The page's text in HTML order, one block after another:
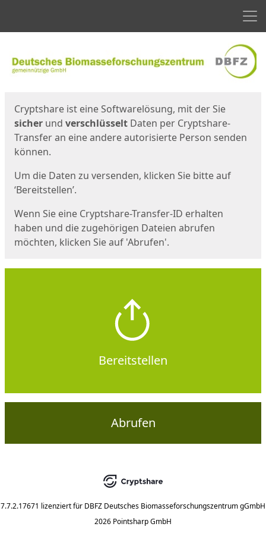
Cryptshare ist eine Softwarelösung, mit der Sie
sicher und verschlüsselt Daten per Cryptshare-
Transfer an eine andere autorisierte Person senden
können.
Um die Daten zu versenden, klicken Sie bitte auf
‘Bereitstellen’.
Wenn Sie eine Cryptshare-Transfer-ID erhalten
haben und die zugehörigen Dateien abrufen
möchten, klicken Sie auf 'Abrufen'.
Bereitstellen
Abrufen
7.7.2.17671 lizenziert für DBFZ Deutsches Biomasseforschungszentrum gGmbH
2026 Pointsharp GmbH